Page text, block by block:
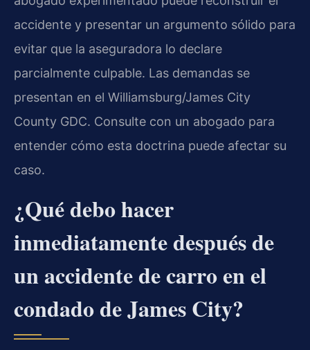
accidente y presentar un argumento sólido para
evitar que la aseguradora lo declare
parcialmente culpable. Las demandas se
presentan en el Williamsburg/James City
County GDC. Consulte con un abogado para
entender cómo esta doctrina puede afectar su
caso.
¿Qué debo hacer
inmediatamente después de
un accidente de carro en el
condado de James City?